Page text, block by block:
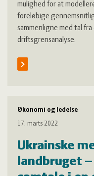
mulighed for at
foreløbige
sammenligne med tal
driftsgrensanalyse.
Økonomi og ledelse
17. marts 2022
Ukrainske
landbruget